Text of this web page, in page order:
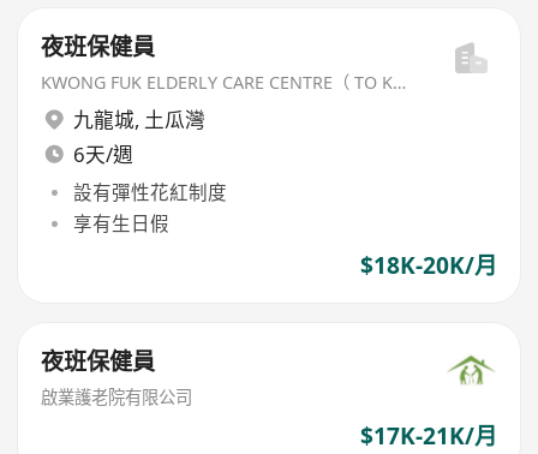
夜班保健員
KWONG FUK ELDERLY CARE CENTRE（ TO KWA WAN) LIMITED
九龍城, 土瓜灣
6天/週
設有彈性花紅制度
享有生日假
$18K-20K/月
夜班保健員
啟業護老院有限公司
$17K-21K/月